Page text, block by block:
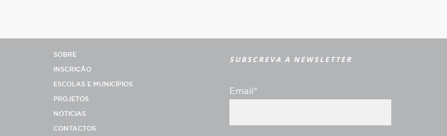
SOBRE
INSCRIÇÃO
ESCOLAS E MUNICÍPIOS
PROJETOS
NOTICIAS
CONTACTOS
SUBSCREVA A NEWSLETTER
Email*